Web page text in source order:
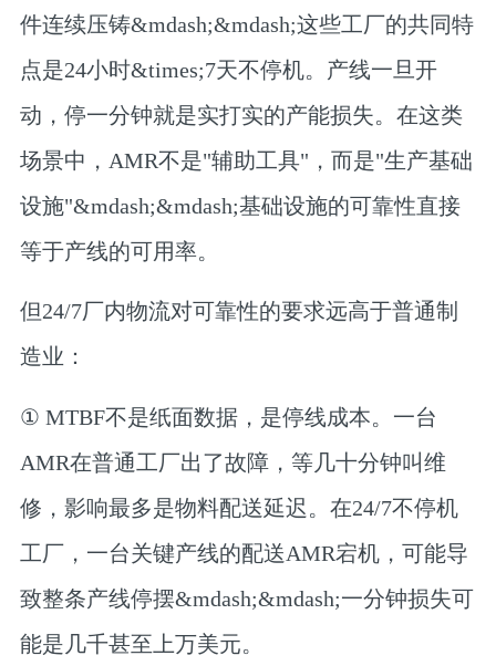
件连续压铸&mdash;&mdash;这些工厂的共同特
点是24小时&times;7天不停机。产线一旦开
动，停一分钟就是实打实的产能损失。在这类
场景中，AMR不是"辅助工具"，而是"生产基础
设施"&mdash;&mdash;基础设施的可靠性直接
等于产线的可用率。
但24/7厂内物流对可靠性的要求远高于普通制
造业：
① MTBF不是纸面数据，是停线成本。 一台
AMR在普通工厂出了故障，等几十分钟叫维
修，影响最多是物料配送延迟。在24/7不停机
工厂，一台关键产线的配送AMR宕机，可能导
致整条产线停摆&mdash;&mdash;一分钟损失可
能是几千甚至上万美元。